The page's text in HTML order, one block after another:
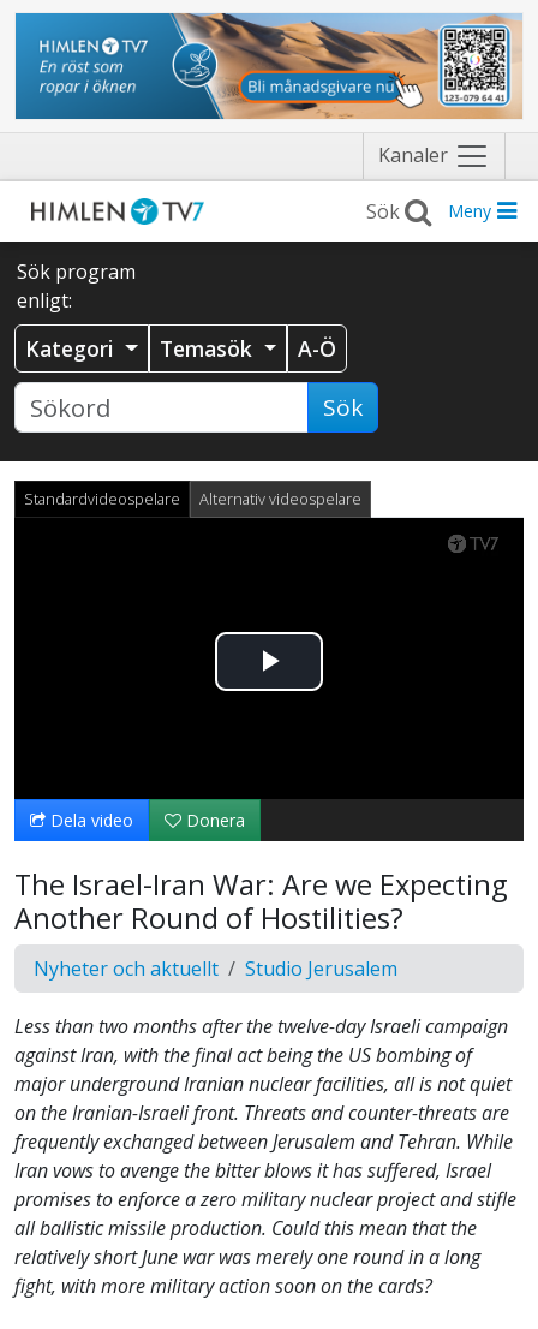
Kanaler Näytä
valikko
Meny
Sök program
enligt:
Kategori Temasök A-Ö
Sök
Standardvideospelare Alternativ videospelare
Spela
video
Dela video Donera
The Israel-Iran War: Are we Expecting
Another Round of Hostilities?
Nyheter och aktuellt Studio Jerusalem
Less than two months after the twelve-day Israeli campaign
against Iran, with the final act being the US bombing of
major underground Iranian nuclear facilities, all is not quiet
on the Iranian-Israeli front. Threats and counter-threats are
frequently exchanged between Jerusalem and Tehran. While
Iran vows to avenge the bitter blows it has suffered, Israel
promises to enforce a zero military nuclear project and stifle
all ballistic missile production. Could this mean that the
relatively short June war was merely one round in a long
fight, with more military action soon on the cards?